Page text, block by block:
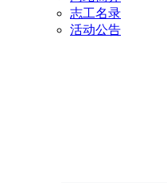
志工名录
活动公告